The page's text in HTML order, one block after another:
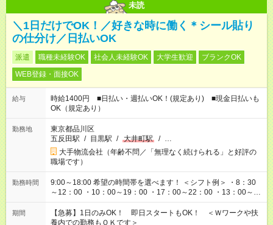
未読
＼1日だけでOK！／好きな時に働く＊シール貼り
の仕分け／日払いOK
派遣 職種未経験OK 社会人未経験OK 大学生歓迎
ブランクOK
WEB登録・面接OK
給与
時給1400円 ■日払い・週払いOK！(規定あり) ■現金日払いも
OK（規定あり）
勤務地
東京都品川区
五反田駅 / 目黒駅 / 大井町駅 / …
大手物流会社（年齢不問／「無理なく続けられる」と好評の
職場です）
勤務時間
9:00～18:00 希望の時間帯を選べます！ ＜シフト例＞ ・8：30
～12：00 ・10：00～19：00 ・17：00～22：00 ・13：00～
22：00 ・22：00～翌6：00 など
期間
【急募】1日のみOK！ 即日スタートもOK！ ＜Ｗワークや扶
養内での勤務もＯＫです＞